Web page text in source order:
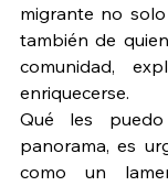
migrante no
también de
comunidad,
enriquecerse.
Qué les
panorama, es
como un